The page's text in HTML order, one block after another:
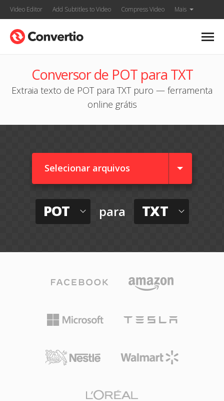
Video Editor Add Subtitles to Video Compress Video Mais
Conversor de POT para TXT
Extraia texto de POT para TXT puro — ferramenta
online grátis
Selecionar arquivos
POT para TXT